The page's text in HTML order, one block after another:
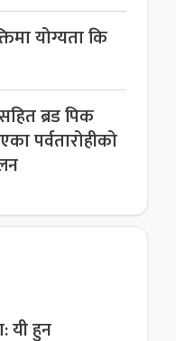
योग्यता कि
ब्रड पिक
पर्वतारोहीको
यी हुन